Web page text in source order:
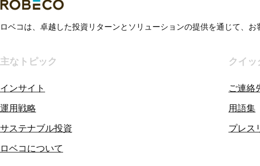
ロベコは、卓越した投資リターンとソリューションの提供を通じて、
主なトピック
インサイト
運用戦略
サステナブル投資
ロベコについて
クイッ
ご連絡
用語集
プレス